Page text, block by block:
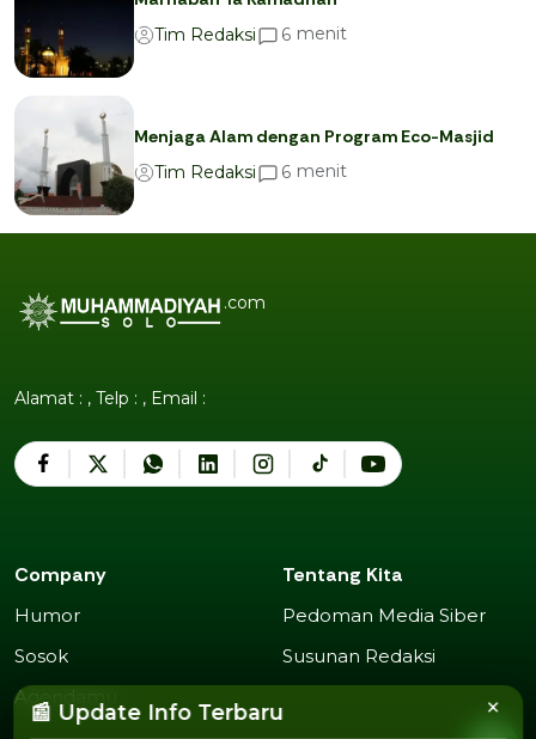
Tim Redaksi
6 menit
Menjaga Alam dengan Program Eco-Masjid
Tim Redaksi
6 menit
.com
Alamat : , Telp : , Email :
Company
Humor
Sosok
Agendamu
Agendamu
Tentang Kita
Pedoman Media Siber
Susunan Redaksi
📰 Update Info Terbaru ×